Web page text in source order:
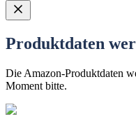
Produktdaten
Die Amazon-Produktdaten
Moment bitte.